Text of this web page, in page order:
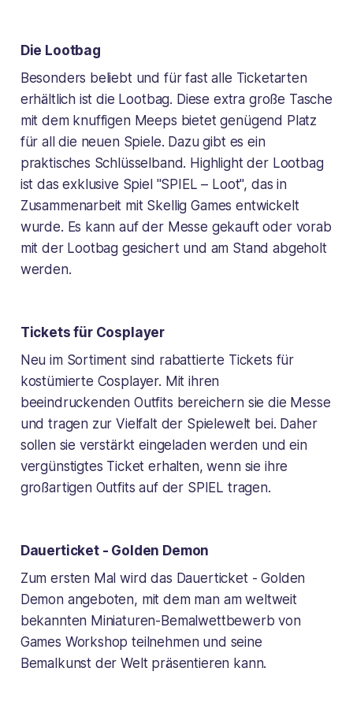
Die Lootbag
Besonders beliebt und für fast alle Ticketarten
erhältlich ist die Lootbag. Diese extra große Tasche
mit dem knuffigen Meeps bietet genügend Platz
für all die neuen Spiele. Dazu gibt es ein
praktisches Schlüsselband. Highlight der Lootbag
ist das exklusive Spiel "SPIEL – Loot", das in
Zusammenarbeit mit Skellig Games entwickelt
wurde. Es kann auf der Messe gekauft oder vorab
mit der Lootbag gesichert und am Stand abgeholt
werden.
Tickets für Cosplayer
Neu im Sortiment sind rabattierte Tickets für
kostümierte Cosplayer. Mit ihren
beeindruckenden Outfits bereichern sie die Messe
und tragen zur Vielfalt der Spielewelt bei. Daher
sollen sie verstärkt eingeladen werden und ein
vergünstigtes Ticket erhalten, wenn sie ihre
großartigen Outfits auf der SPIEL tragen.
Dauerticket - Golden Demon
Zum ersten Mal wird das Dauerticket - Golden
Demon angeboten, mit dem man am weltweit
bekannten Miniaturen-Bemalwettbewerb von
Games Workshop teilnehmen und seine
Bemalkunst der Welt präsentieren kann.